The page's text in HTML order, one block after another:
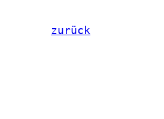
zurück